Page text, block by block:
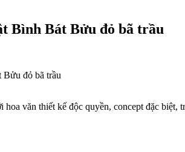
Bình Bát Bửu đỏ bã trầu
đỏ bã trầu
văn thiết kế độc quyền, concept đặc biệt,